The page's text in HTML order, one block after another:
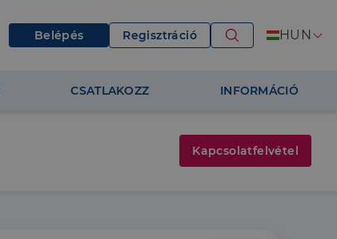
Belépés Regisztráció HUN
CSATLAKOZZ INFORMÁCIÓ
Kapcsolatfelvétel